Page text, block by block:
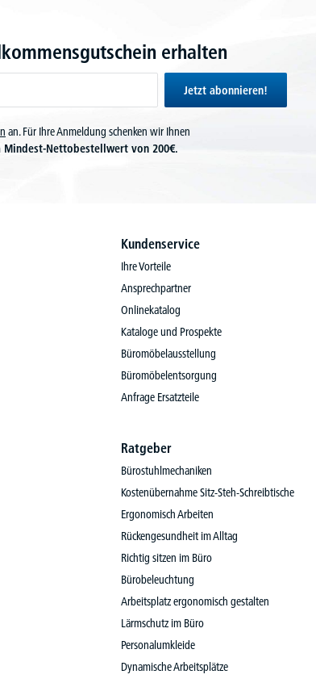
erhalten
Jetzt abonnieren!
an. Für Ihre Anmeldung schenken wir Ihnen
Mindest-Nettobestellwert von 200€.
Kundenservice
Ihre Vorteile
Ansprechpartner
Onlinekatalog
Kataloge und Prospekte
Büromöbelausstellung
Büromöbelentsorgung
Anfrage Ersatzteile
Ratgeber
Bürostuhlmechaniken
Kostenübernahme Sitz-Steh-Schreibtische
Ergonomisch Arbeiten
Rückengesundheit im Alltag
Richtig sitzen im Büro
Bürobeleuchtung
Arbeitsplatz ergonomisch gestalten
Lärmschutz im Büro
Personalumkleide
Dynamische Arbeitsplätze